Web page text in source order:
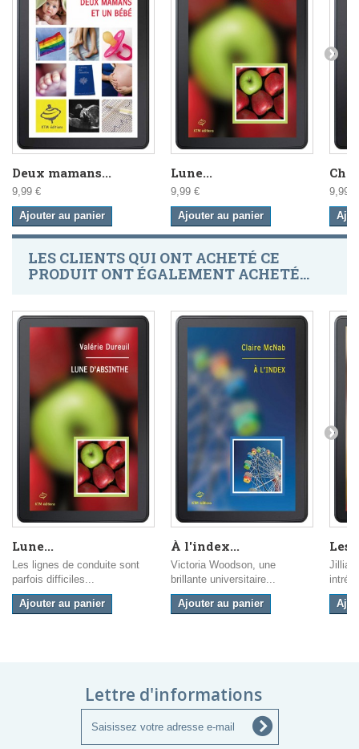
Deux mamans...
9,99 €
Ajouter au panier
Lune...
9,99 €
Ajouter au panier
9,99 €
LES CLIENTS QUI ONT ACHETÉ CE
PRODUIT ONT ÉGALEMENT ACHETÉ...
Lune...
Les lignes de conduite sont
parfois difficiles...
Ajouter au panier
À l'index...
Victoria Woodson, une
brillante universitaire...
Ajouter au panier
Les
Lettre d'informations